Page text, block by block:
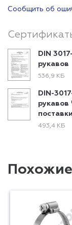
Сообщить об
DIN
рукавов
536,9 КБ
DIN-
рукавов
поставки
493,4 КБ